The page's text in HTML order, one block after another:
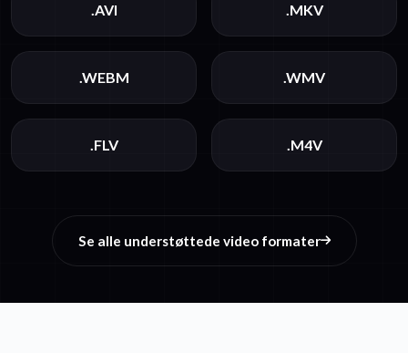
.AVI .MKV
.WEBM .WMV
.FLV .M4V
Se alle understøttede video formater